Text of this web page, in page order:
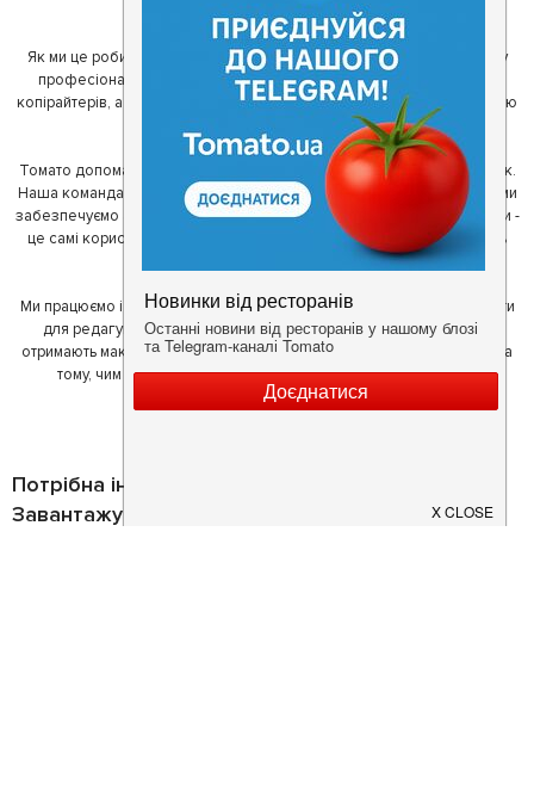
завжди могли смачно поїсти.
Як ми це робимо? Для початку, ми зібрали приголомшливу команду
професіоналів - фахівців з дизайну, програмування, маркетингу,
копірайтерів, а за сумісництвом - любителів гарної їжі. З їх допомогою
ми створили Томато.
Томато допомагає своїм користувачам знайти цікаві місця неподалік.
Наша команда регулярно зв'язується з ресторанами - таким чином ми
забезпечуємо актуальність інформації. Друга частина нашої команди -
це самі користувачі, які діляться своїми враженнями і допомагають
один одному у виборі кращих місць.
Ми працюємо і з ресторанами. Для них ми надаємо зручні інструменти
для редагування інформації про себе - в результаті відвідувачі
отримають максимум інформації, а ресторан зможе зосередитися на
тому, чим він любить займатися більше всього - смачній їжі.
Потрібна інформація про заклад?
Завантажуйте додаток!